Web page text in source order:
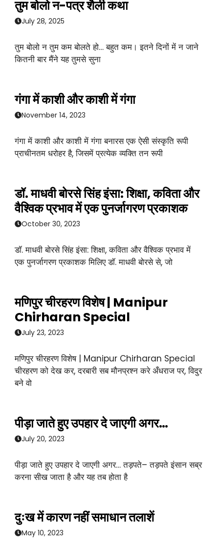
तुम बोलो न-पत्र शैली कथा
July 28, 2025
तुम बोलो न तुम कम बोलते हो… बहुत कम। इतने दिनों में न जाने
कितनी बार मैंने यह तुमसे सुना
गंगा में काशी और काशी में गंगा
November 14, 2023
गंगा में काशी और काशी में गंगा बनारस एक ऐसी संस्कृति रूपी
प्राचीनतम धरोहर है, जिसमें प्रत्येक व्यक्ति तन रूपी
डॉ. माधवी बोरसे सिंह इंसा: शिक्षा, कविता और
वैश्विक प्रभाव में एक पुनर्जागरण प्रकाशक
October 30, 2023
डॉ. माधवी बोरसे सिंह इंसा: शिक्षा, कविता और वैश्विक प्रभाव में
एक पुनर्जागरण प्रकाशक मिलिए डॉ. माधवी बोरसे से, जो
मणिपुर चीरहरण विशेष | Manipur
Chirharan Special
July 23, 2023
मणिपुर चीरहरण विशेष | Manipur Chirharan Special
चीरहरण को देख कर, दरबारी सब मौनप्रश्न करे अँधराज पर, विदुर
बने वो
पीड़ा जाते हुए उपहार दे जाएगी अगर…
July 20, 2023
पीड़ा जाते हुए उपहार दे जाएगी अगर… तड़पते– तड़पते इंसान सब्र
करना सीख जाता है और यह तब होता है
दुःख में कारण नहीं समाधान तलाशें
May 10, 2023